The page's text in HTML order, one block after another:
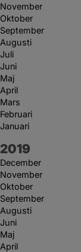
November
Oktober
September
Augusti
Juli
Juni
Maj
April
Mars
Februari
Januari
År:
2019
December
November
Oktober
September
Augusti
Juni
Maj
April